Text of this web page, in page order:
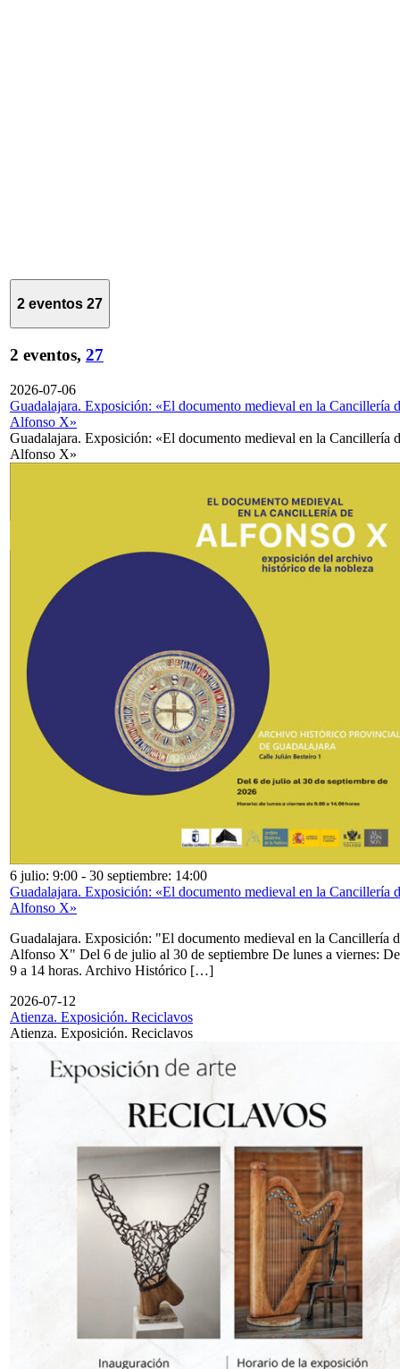
2 eventos 27
2 eventos, 27
2026-07-06
Guadalajara. Exposición: «El documento medieval en la Cancillería
Alfonso X»
Guadalajara. Exposición: «El documento medieval en la Cancillería
Alfonso X»
6 julio: 9:00 - 30 septiembre: 14:00
Guadalajara. Exposición: «El documento medieval en la Cancillería
Alfonso X»
Guadalajara. Exposición: "El documento medieval en la Cancillería
Alfonso X" Del 6 de julio al 30 de septiembre De lunes a viernes: De
9 a 14 horas. Archivo Histórico […]
2026-07-12
Atienza. Exposición. Reciclavos
Atienza. Exposición. Reciclavos